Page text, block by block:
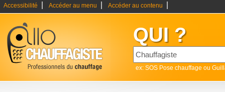
Accessibilité Accéder au menu Accéder au contenu
QUI ?
ex: SOS Pose chauffage ou